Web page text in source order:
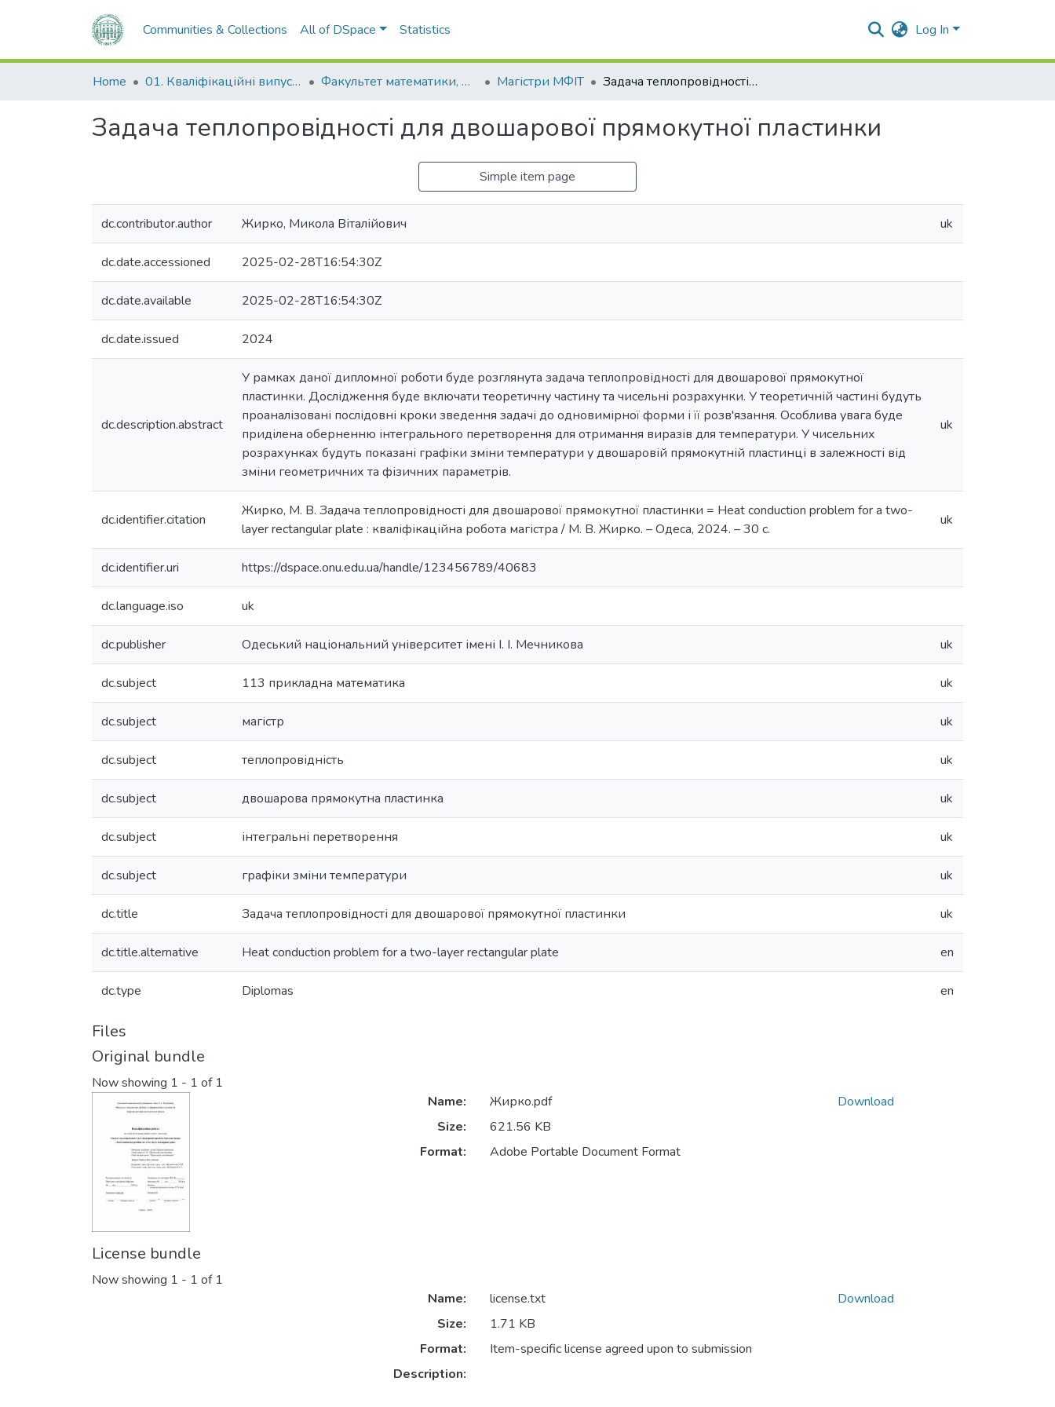
Communities & Collections All of DSpace Statistics Log In
Home 01. Кваліфікаційні випускні роботи здобувачів вищої освіти Факультет математики, фізики та інформаційних технологій Магістри МФІТ Задача теплопровідності для двошарової прямокутної пластинки
Задача теплопровідності для двошарової прямокутної пластинки
Simple item page
dc.contributor.author Жирко, Микола Віталійович uk
dc.date.accessioned 2025-02-28T16:54:30Z
dc.date.available 2025-02-28T16:54:30Z
dc.date.issued 2024
dc.description.abstract
У рамках даної дипломної роботи буде розглянута задача теплопровідності для двошарової прямокутної
пластинки. Дослідження буде включати теоретичну частину та чисельні розрахунки. У теоретичній частині будуть
проаналізовані послідовні кроки зведення задачі до одновимірної форми і її розв'язання. Особлива увага буде
приділена оберненню інтегрального перетворення для отримання виразів для температури. У чисельних
розрахунках будуть показані графіки зміни температури у двошаровій прямокутній пластинці в залежності від
зміни геометричних та фізичних параметрів.
uk
dc.identifier.citation
Жирко, М. В. Задача теплопровідності для двошарової прямокутної пластинки = Heat conduction problem for a two-
layer rectangular plate : кваліфікаційна робота магістра / М. В. Жирко. – Одеса, 2024. – 30 с.
uk
dc.identifier.uri https://dspace.onu.edu.ua/handle/123456789/40683
dc.language.iso uk
dc.publisher Одеський національний університет імені І. І. Мечникова uk
dc.subject 113 прикладна математика uk
dc.subject магістр uk
dc.subject теплопровідність uk
dc.subject двошарова прямокутна пластинка uk
dc.subject інтегральні перетворення uk
dc.subject графіки зміни температури uk
dc.title Задача теплопровідності для двошарової прямокутної пластинки uk
dc.title.alternative Heat conduction problem for a two-layer rectangular plate en
dc.type Diplomas en
Files
Original bundle
Now showing 1 - 1 of 1
Name:
Жирко.pdf
Size:
621.56 KB
Format:
Adobe Portable Document Format
Download
License bundle
Now showing 1 - 1 of 1
Name:
license.txt
Size:
1.71 KB
Format:
Item-specific license agreed upon to submission
Description:
Download